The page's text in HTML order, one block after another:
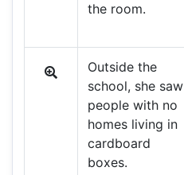
the room.
Outside the
school, she saw
people with no
homes living in
cardboard
boxes.